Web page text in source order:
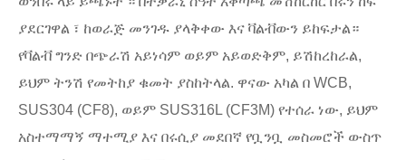
ያደርገዋል ፣ ከወራጅ መንገዱ ያላቅቀው እና ቫልቭውን ይከፍታል።
የቫልቭ ግንድ በጭራሽ አይነሳም ወይም አይወድቅም, ይሽከረከራል,
ይህም ትንሽ የመትከያ ቁመት ያስከትላል. ዋናው አካል በ WCB,
SUS304 (CF8), ወይም SUS316L (CF3M) የተሰራ ነው, ይህም
አስተማማኝ ማተሚያ እና በሩሲያ መደበኛ የቧንቧ መስመሮች ውስጥ